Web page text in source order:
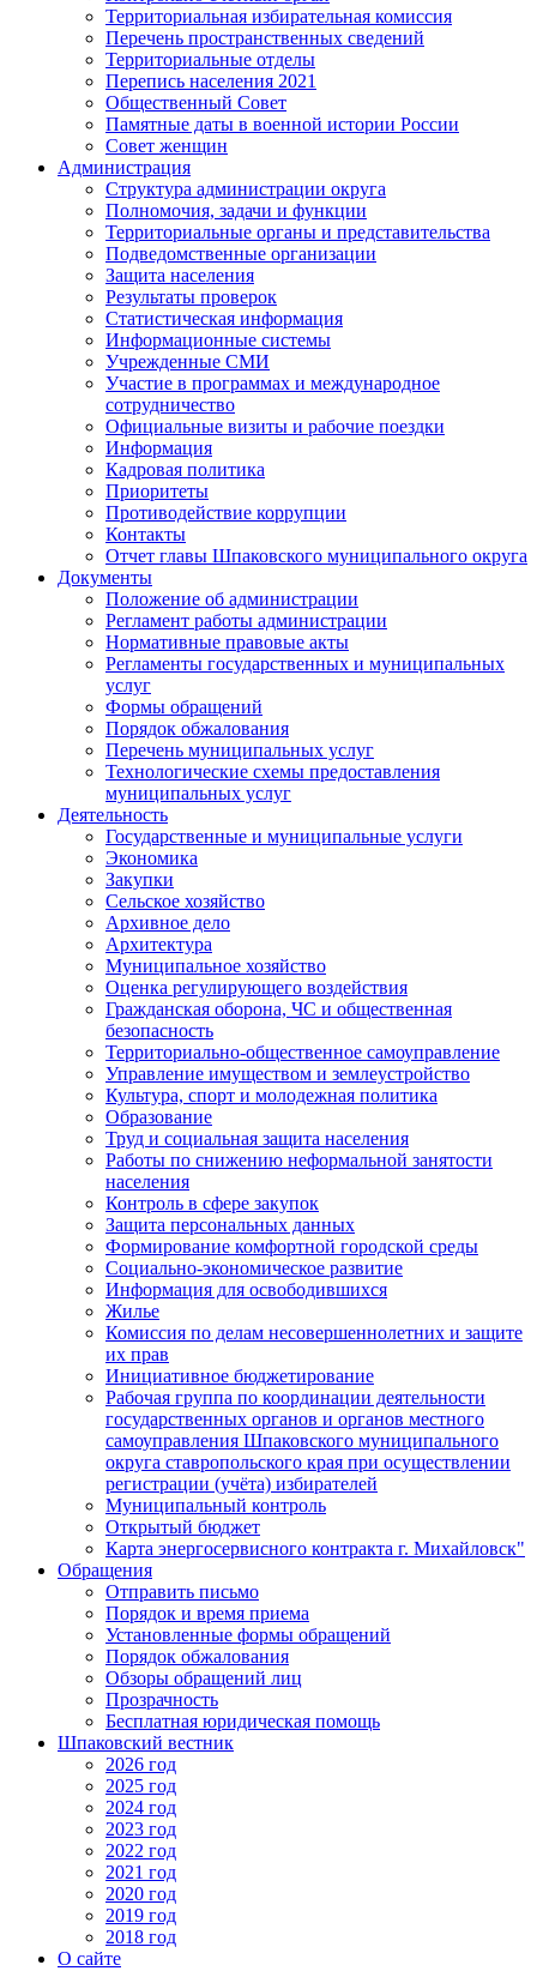
Территориальная избирательная комиссия
Перечень пространственных сведений
Территориальные отделы
Перепись населения 2021
Общественный Совет
Памятные даты в военной истории России
Совет женщин
Администрация
Структура администрации округа
Полномочия, задачи и функции
Территориальные органы и представительства
Подведомственные организации
Защита населения
Результаты проверок
Статистическая информация
Информационные системы
Учрежденные СМИ
Участие в программах и международное
сотрудничество
Официальные визиты и рабочие поездки
Информация
Кадровая политика
Приоритеты
Противодействие коррупции
Контакты
Отчет главы Шпаковского муниципального округа
Документы
Положение об администрации
Регламент работы администрации
Нормативные правовые акты
Регламенты государственных и муниципальных
услуг
Формы обращений
Порядок обжалования
Перечень муниципальных услуг
Технологические схемы предоставления
муниципальных услуг
Деятельность
Государственные и муниципальные услуги
Экономика
Закупки
Сельское хозяйство
Архивное дело
Архитектура
Муниципальное хозяйство
Оценка регулирующего воздействия
Гражданская оборона, ЧС и общественная
безопасность
Территориально-общественное самоуправление
Управление имуществом и землеустройство
Культура, спорт и молодежная политика
Образование
Труд и социальная защита населения
Работы по снижению неформальной занятости
населения
Контроль в сфере закупок
Защита персональных данных
Формирование комфортной городской среды
Социально-экономическое развитие
Информация для освободившихся
Жилье
Комиссия по делам несовершеннолетних и защите
их прав
Инициативное бюджетирование
Рабочая группа по координации деятельности
государственных органов и органов местного
самоуправления Шпаковского муниципального
округа ставропольского края при осуществлении
регистрации (учёта) избирателей
Муниципальный контроль
Открытый бюджет
Карта энергосервисного контракта г. Михайловск"
Обращения
Отправить письмо
Порядок и время приема
Установленные формы обращений
Порядок обжалования
Обзоры обращений лиц
Прозрачность
Бесплатная юридическая помощь
Шпаковский вестник
2026 год
2025 год
2024 год
2023 год
2022 год
2021 год
2020 год
2019 год
2018 год
О сайте